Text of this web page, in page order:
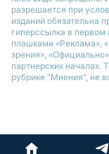
разрешается при
изданий обязательна
гиперссылка в первом
плашками «Реклама»,
зрения»,
партнерских началах.
рубрике "Мнения", не